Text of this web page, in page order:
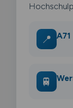
📍 A71
🚆